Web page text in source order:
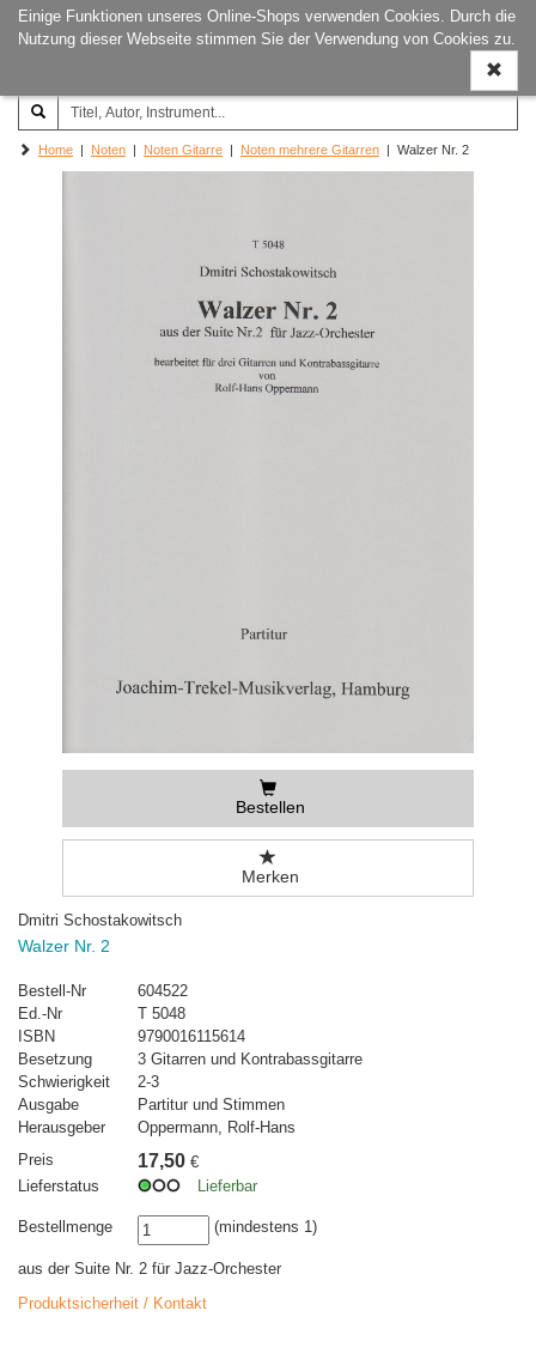
Einige Funktionen unseres Online-Shops verwenden Cookies. Durch die
Nutzung dieser Webseite stimmen Sie der Verwendung von Cookies zu.
ein-/
Joachim‐Trekel‐Musikverlag,
Hamburg
Home | Noten | Noten Gitarre | Noten mehrere Gitarren | Walzer Nr. 2
Bestellen
Merken
Dmitri Schostakowitsch
Walzer Nr. 2
Bestell-Nr
604522
Ed.-Nr
T 5048
ISBN
9790016115614
Besetzung
3 Gitarren und Kontrabassgitarre
Schwierigkeit
2-3
Ausgabe
Partitur und Stimmen
Herausgeber
Oppermann, Rolf-Hans
Preis
17,50 €
Lieferstatus
Lieferbar
Bestellmenge (mindestens 1)
aus der Suite Nr. 2 für Jazz-Orchester
Produktsicherheit / Kontakt